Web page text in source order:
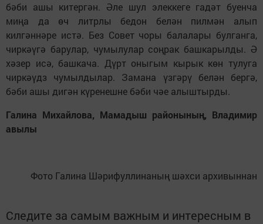
бәби ашы китергән. Әле шул элеккеге гадәт буенча
миңа да өч литрлы бедон белән пилмән алып
килгәннәре истә. Без Совет чоры балалары булганга,
чиркәүгә барулар, чумылулар соңрак башкарылды. Ә
хәзер исә, башкача. Дүрт оныгым кырык көн тулуга
чиркәүдз чумылдылар. Замана үзгәрү белән бергә,
бәби ашы дигән күренешне бәби чәе алыштырды.
Галина Михайлова, Мамадыш районының, Владимир
авылы
Фото Галина Шәрифуллинаның шәхси архивыннан
Следите за самым важным и интересным в